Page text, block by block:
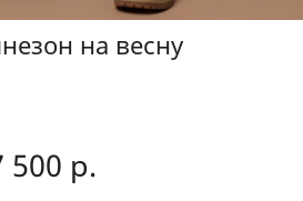
на весну
500 р.